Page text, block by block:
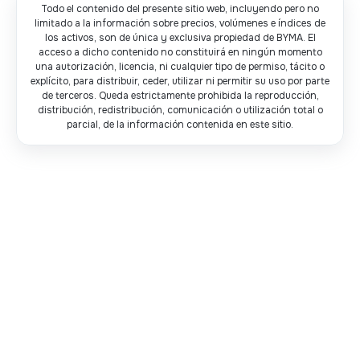
DOCUMENTOS: Metodología
Este índice se encuentra respaldado en su
construcción por la arquitectura transparente de
precios con monitoreo en tiempo real de todas las
plazas de valores negociables habilitados por BYMA
para liquidar en moneda local y extranjera.
Ver información histórica
DOCUMENTOS: Metodología
aquellos a liquidarse en dólares en cuentas del exterior,
denominados Dólar Contado con Liquidación (CCL).
Este índice se encuentra respaldado en su
construcción por la arquitectura transparente de
precios con monitoreo en tiempo real de todas las
plazas de valores negociables habilitados por BYMA
para liquidar en moneda local y extranjera.
Ver información histórica
Todo el contenido del presente sitio web, incluyendo pero no
limitado a la información sobre precios, volúmenes e índices de
los activos, son de única y exclusiva propiedad de BYMA. El
acceso a dicho contenido no constituirá en ningún momento
una autorización, licencia, ni cualquier tipo de permiso, tácito o
explícito, para distribuir, ceder, utilizar ni permitir su uso por parte
de terceros. Queda estrictamente prohibida la reproducción,
distribución, redistribución, comunicación o utilización total o
parcial, de la información contenida en este sitio.